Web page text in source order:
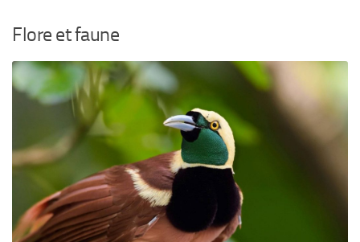
Flore et faune